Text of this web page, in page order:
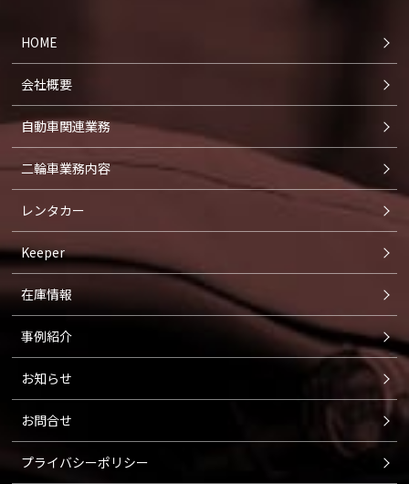
HOME
会社概要
自動車関連業務
二輪車業務内容
レンタカー
Keeper
在庫情報
事例紹介
お知らせ
お問合せ
プライバシーポリシー